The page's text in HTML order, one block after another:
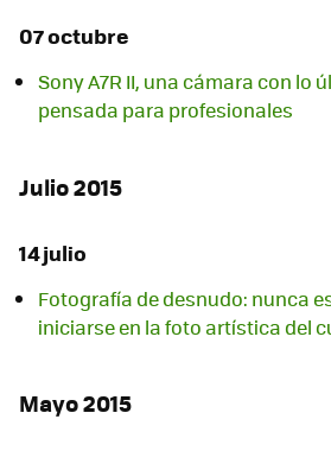
07 octubre
Sony A7R II, una cámara con lo
pensada para profesionales
Julio 2015
14 julio
Fotografía de desnudo: nunca
iniciarse en la foto artística del
Mayo 2015